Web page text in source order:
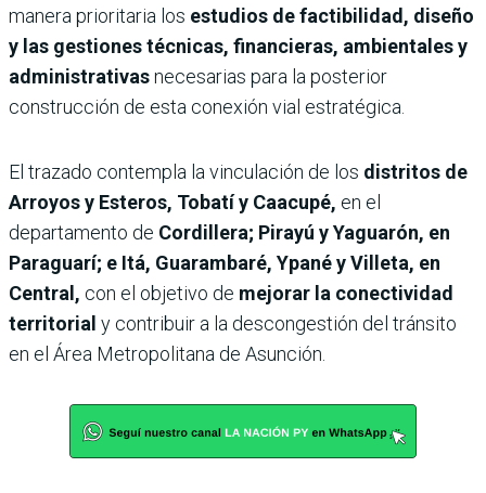
manera prioritaria los estudios de factibilidad, diseño
y las gestiones técnicas, financieras, ambientales y
administrativasnecesarias para la posterior
construcción de esta conexión vial estratégica.
El trazado contempla la vinculación de los distritos de
Arroyos y Esteros, Tobatí y Caacupé, en el
departamento de Cordillera; Pirayú y Yaguarón, en
Paraguarí; e Itá, Guarambaré, Ypané y Villeta, en
Central, con el objetivo de mejorar la conectividad
territorial y contribuir a la descongestión del tránsito
en el Área Metropolitana de Asunción.